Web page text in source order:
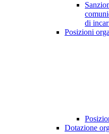
di
Posizioni
Dotazione